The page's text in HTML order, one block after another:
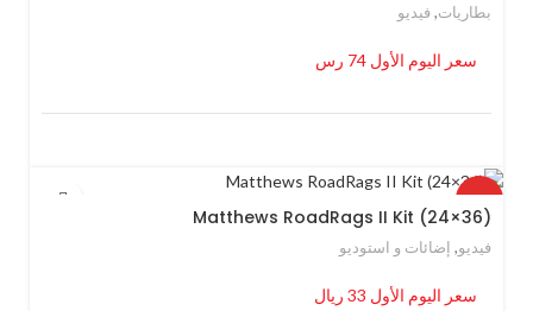
بطاريات, فيديو
سعر اليوم الأول 74 رس
HOT
Matthews RoadRags II Kit (24×36)
فيديو, إضائات و استوديو
سعر اليوم الأول 33 ريال